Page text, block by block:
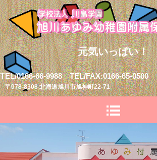
元気いっぱい！
TEL/0166-66-9988 TEL/FAX:0166-65-0500
〒078-8308 北海道旭川市旭神町22-71